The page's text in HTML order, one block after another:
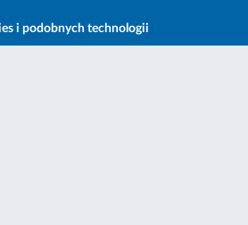
i podobnych technologii